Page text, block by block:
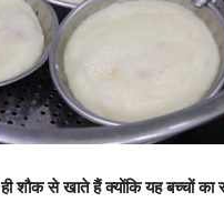
शौक से खाते हैं क्योंकि यह बच्चों का